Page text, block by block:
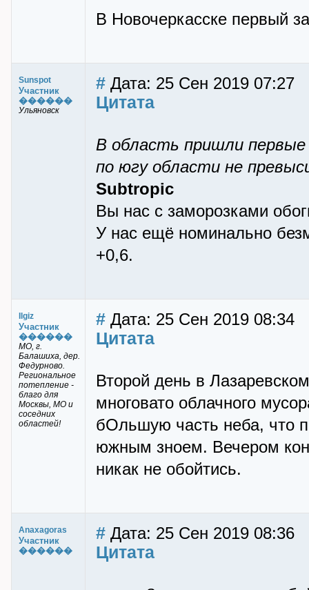
В Новочеркасске первый
Sunspot
Участник
������
Ульяновск
# Дата: 25 Сен 2019 07:27
Цитата
В область пришли
по югу области не
Subtropic
Вы нас с заморозками
У нас ещё номинально
+0,6.
Ilgiz
Участник
������
МО, г.
Балашиха, дер.
Федурново.
Региональное
потепление -
благо для
Москвы, МО и
соседних
областей!
# Дата: 25 Сен 2019 08:34
Цитата
Второй день в
многовато облачного
бОльшую часть неба, что
южным зноем. Вечером
никак не обойтись.
Anaxagoras
Участник
������
# Дата: 25 Сен 2019 08:36
Цитата